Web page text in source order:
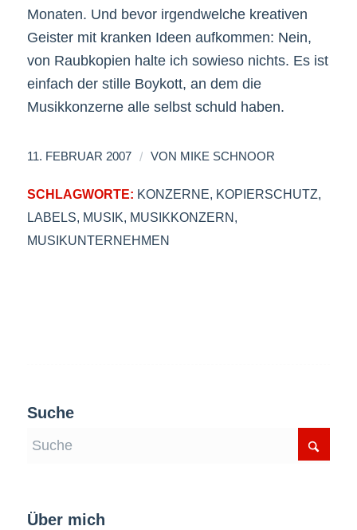
Monaten. Und bevor irgendwelche kreativen
Geister mit kranken Ideen aufkommen: Nein,
von Raubkopien halte ich sowieso nichts. Es ist
einfach der stille Boykott, an dem die
Musikkonzerne alle selbst schuld haben.
11. FEBRUAR 2007 / VON MIKE SCHNOOR
SCHLAGWORTE: KONZERNE, KOPIERSCHUTZ,
LABELS, MUSIK, MUSIKKONZERN,
MUSIKUNTERNEHMEN
Suche
Über mich